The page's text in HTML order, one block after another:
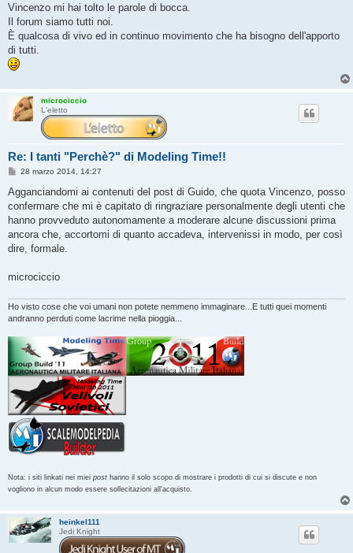
Vincenzo mi hai tolto le parole di bocca.
Il forum siamo tutti noi.
È qualcosa di vivo ed in continuo movimento che ha bisogno dell'apporto
di tutti.
microciccio
L'eletto
Re: I tanti "Perchè?" di Modeling Time!!
M
s
s
a
g
i
o
28 marzo 2014, 14:27
Agganciandomi ai contenuti del post di Guido, che quota Vincenzo, posso
confermare che mi è capitato di ringraziare personalmente degli utenti che
hanno provveduto autonomamente a moderare alcune discussioni prima
ancora che, accortomi di quanto accadeva, intervenissi in modo, per così
dire, formale.
microciccio
Ho visto cose che voi umani non potete nemmeno immaginare...E tutti quei momenti
andranno perduti come lacrime nella pioggia...
Nota: i siti linkati nei miei post hanno il solo scopo di mostrare i prodotti di cui si discute e non
vogliono in alcun modo essere sollecitazioni all'acquisto.
heinkel111
Jedi Knight